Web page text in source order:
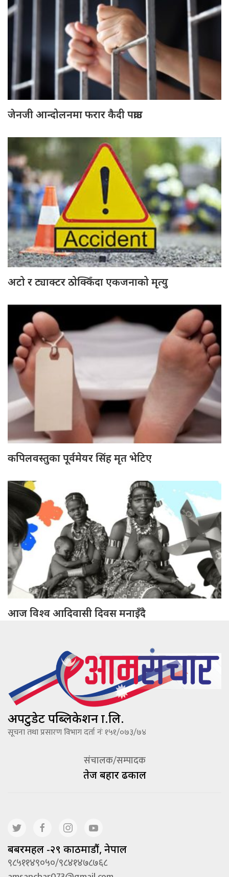
जेनजी आन्दोलनमा फरार कैदी पक्राउ
अटो र ट्याक्टर ठोक्किँदा एकजनाको मृत्यु
कपिलवस्तुका पूर्वमेयर सिंह मृत भेटिए
आज विश्व आदिवासी दिवस मनाइँदै
अपटुडेट पब्लिकेशन प्रा.लि.
सूचना तथा प्रसारण विभाग दर्ता नंः १५१/०७३/७४
संचालक/सम्पादक
तेज बहादूर ढकाल
बबरमहल -२९ काठमाडौं, नेपाल
९८५११४९०५०/९८४१४७८७६८